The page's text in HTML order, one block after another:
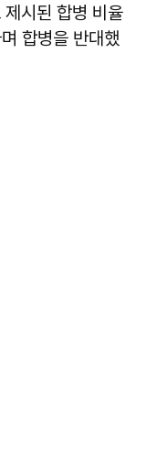
시된 합병 비율
합병을 반대했